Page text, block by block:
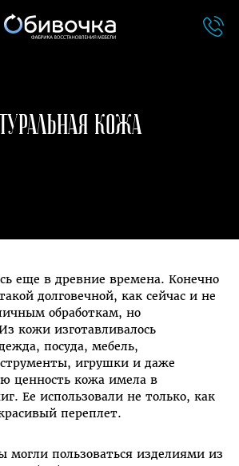
кожа
еще в древние времена. Конечно
долговечной, как сейчас и не
обработкам, но
кожи изготавливалось
посуда, мебель,
игрушки и даже
ценность кожа имела в
Ее использовали не только, как
переплет.
могли пользоваться изделиями из